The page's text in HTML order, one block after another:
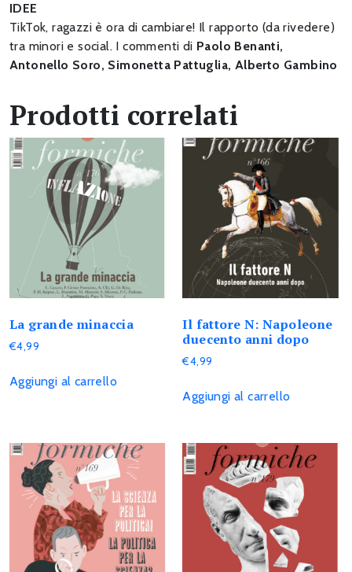
IDEE
TikTok, ragazzi è ora di cambiare! Il rapporto (da rivedere)
tra minori e social. I commenti di Paolo Benanti,
Antonello Soro, Simonetta Pattuglia, Alberto Gambino
Prodotti correlati
La grande minaccia
€4,99
Aggiungi al carrello
Il fattore N: Napoleone
duecento anni dopo
€4,99
Aggiungi al carrello